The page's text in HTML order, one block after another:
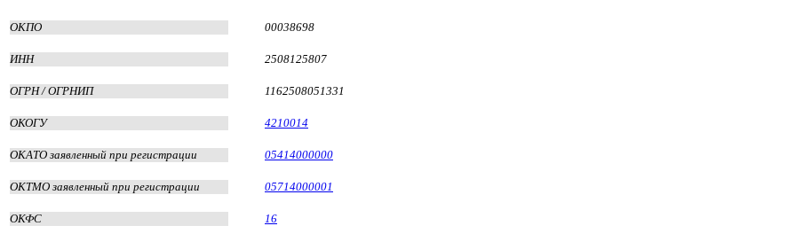
ОКПО 00038698
ИНН 2508125807
ОГРН / ОГРНИП 1162508051331
ОКОГУ 4210014
ОКАТО заявленный при регистрации 05414000000
ОКТМО заявленный при регистрации 05714000001
ОКФС 16